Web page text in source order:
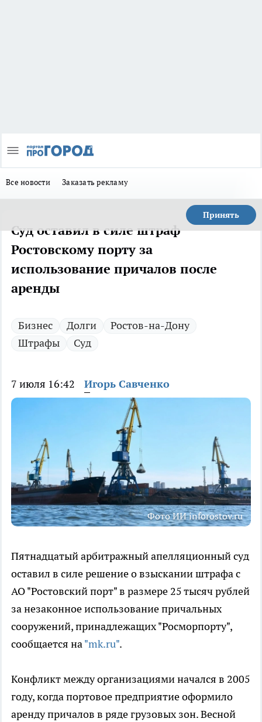
Все новости Заказать рекламу
Принять
Суд оставил в силе штраф
Ростовскому порту за
использование причалов после
аренды
Бизнес Долги
Ростов-на-Дону
Штрафы
Суд
7 июля 16:42 Игорь Савченко
Фото ИИ inforostov.ru
Пятнадцатый арбитражный апелляционный суд
оставил в силе решение о взыскании штрафа с
АО "Ростовский порт" в размере 25 тысяч рублей
за незаконное использование причальных
сооружений, принадлежащих "Росморпорту",
сообщается на"mk.ru".
Конфликт между организациями начался в 2005
году, когда портовое предприятие оформило
аренду причалов в ряде грузовых зон. Весной